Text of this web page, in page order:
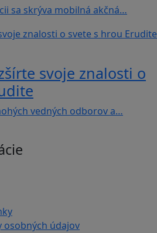
sa skrýva mobilná akčná…
svoje znalosti o
vedných odborov a…
osobných údajov